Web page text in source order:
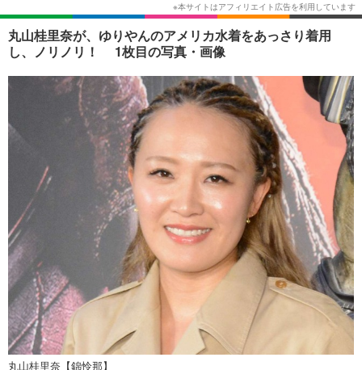
韓国・芸能
音楽 スポーツ
ショッピング その他
ライフTOP グルメ
ペット ショッピング
その他
リリース一覧
プッシュ通知の停止方法
丸山桂里奈が、ゆりやんのアメリカ水着をあっさり着用
し、ノリノリ！ 1枚目の写真・画像
丸山桂里奈【錦怜那】